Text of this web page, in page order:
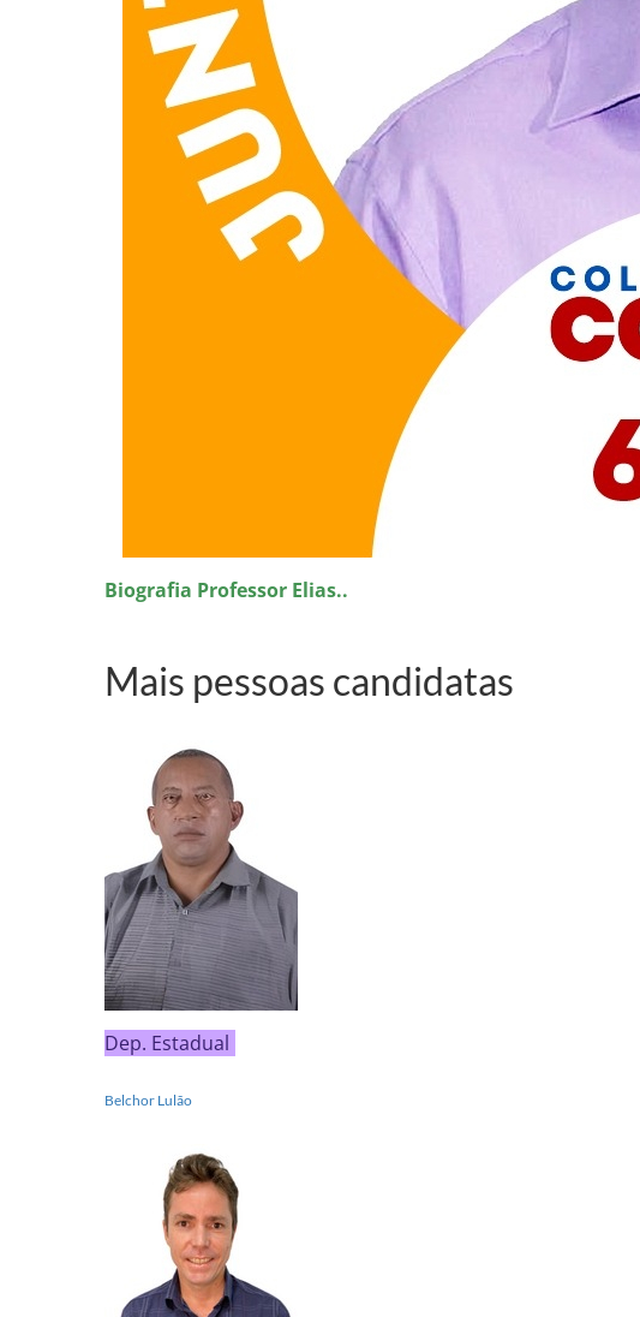
Biografia Professor Elias..
Mais pessoas candidatas
Dep. Estadual
Belchor Lulão